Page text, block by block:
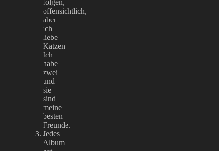
folgen,
offensichtlich,
aber
ich
liebe
Katzen.
Ich
habe
zwei
und
sie
sind
meine
besten
Freunde.
Jedes
Album